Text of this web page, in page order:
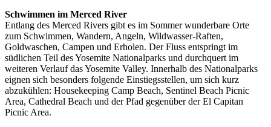
Schwimmen im Merced River
Entlang des Merced Rivers gibt es im Sommer wunderbare Orte
zum Schwimmen, Wandern, Angeln, Wildwasser-Raften,
Goldwaschen, Campen und Erholen. Der Fluss entspringt im
südlichen Teil des Yosemite Nationalparks und durchquert im
weiteren Verlauf das Yosemite Valley. Innerhalb des Nationalparks
eignen sich besonders folgende Einstiegsstellen, um sich kurz
abzukühlen: Housekeeping Camp Beach, Sentinel Beach Picnic
Area, Cathedral Beach und der Pfad gegenüber der El Capitan
Picnic Area.